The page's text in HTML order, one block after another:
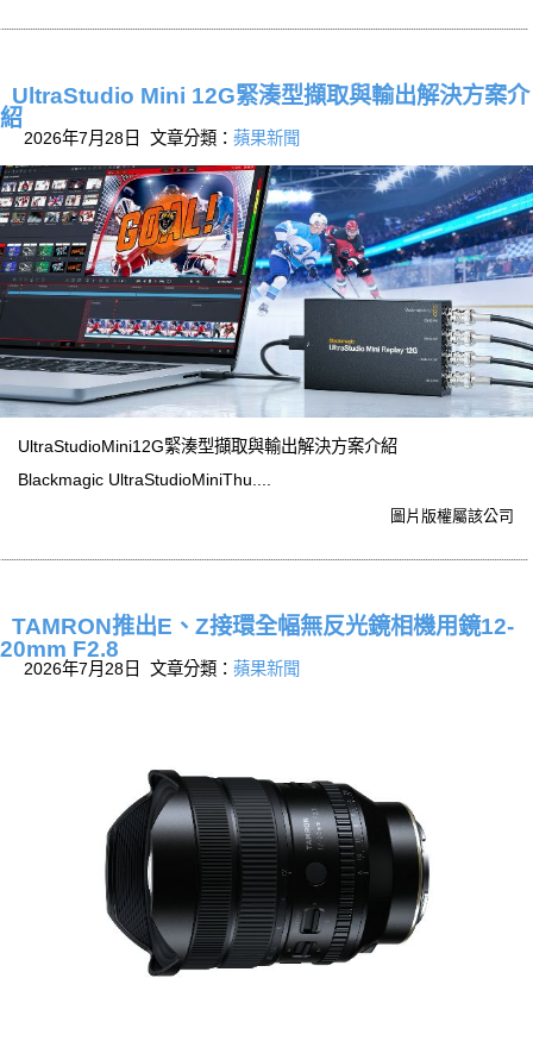
UltraStudio Mini 12G緊湊型擷取與輸出解決方案介
紹
2026年7月28日 文章分類： 蘋果新聞
UltraStudioMini12G緊湊型擷取與輸出解決方案介紹
Blackmagic UltraStudioMiniThu....
圖片版權屬該公司
TAMRON推出E、Z接環全幅無反光鏡相機用鏡12-
20mm F2.8
2026年7月28日 文章分類： 蘋果新聞